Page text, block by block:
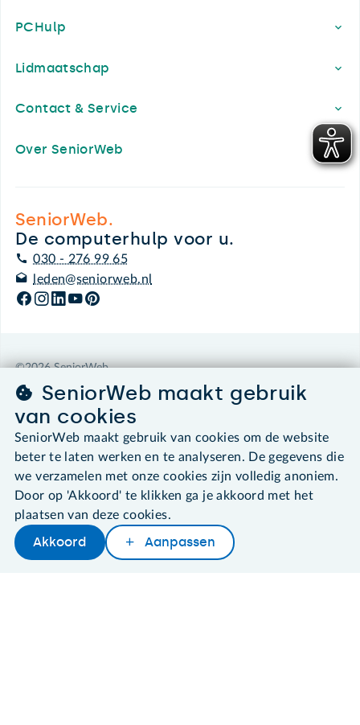
Later lezen Delen Woordenboek
PCHulp
Lidmaatschap
Contact & Service
Over SeniorWeb
SeniorWeb.
De computerhulp voor u.
030 - 276 99 65
leden@seniorweb.nl
©2026 SeniorWeb
Algemene voorwaarden
Cookies en cookie-instellingen
Disclaimer
Privacybeleid
About SeniorWeb
SeniorWeb maakt gebruik
van cookies
SeniorWeb maakt gebruik van cookies om de website
beter te laten werken en te analyseren. De gegevens die
we verzamelen met onze cookies zijn volledig anoniem.
Door op 'Akkoord' te klikken ga je akkoord met het
plaatsen van deze cookies.
Akkoord Aanpassen